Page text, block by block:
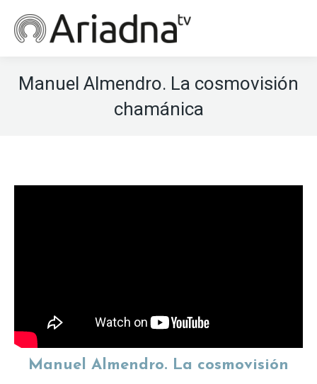
Manuel Almendro. La cosmovisión
chamánica
Manuel Almendro. La cosmovisión